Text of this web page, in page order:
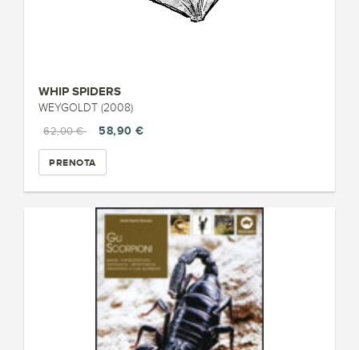
WHIP SPIDERS
WEYGOLDT (2008)
62,00 €
58,90 €
PRENOTA